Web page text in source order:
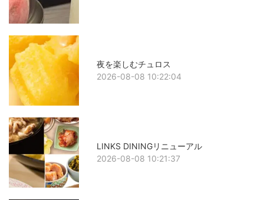
夜を楽しむチュロス
2026-08-08 10:22:04
LINKS DININGリニューアル
2026-08-08 10:21:37